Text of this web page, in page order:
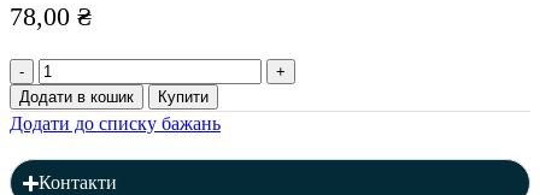
78,00 ₴
Профільна
труба
70
x
11
x
Додати в кошик Купити
Додати до списку бажань
Контакти